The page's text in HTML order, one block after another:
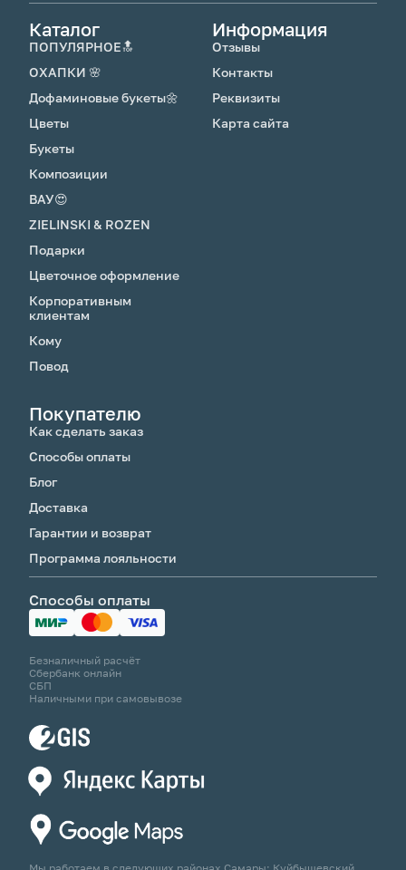
Каталог
ПОПУЛЯРНОЕ🔝
ОХАПКИ 🌸
Дофаминовые букеты🌼
Цветы
Букеты
Композиции
ВАУ😍
ZIELINSKI & ROZEN
Подарки
Цветочное оформление
Корпоративным
клиентам
Кому
Повод
Информация
Отзывы
Контакты
Реквизиты
Карта сайта
Покупателю
Как сделать заказ
Способы оплаты
Блог
Доставка
Гарантии и возврат
Программа лояльности
Способы оплаты
Безналичный расчёт
Сбербанк онлайн
СБП
Наличными при самовывозе